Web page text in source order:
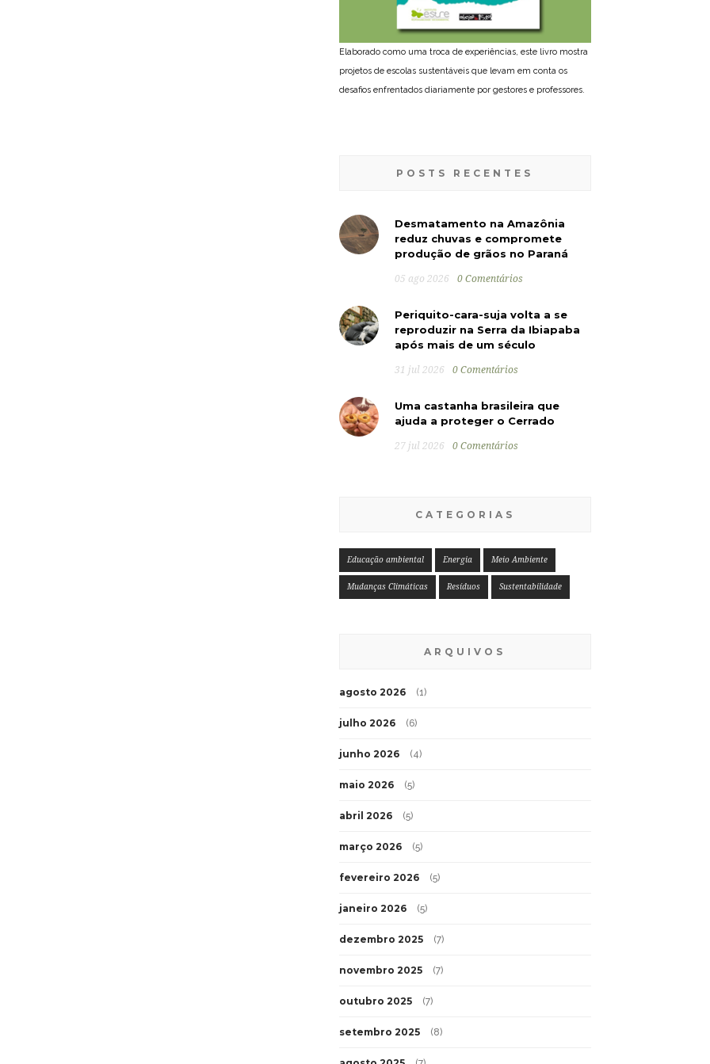
Elaborado como uma troca de experiências, este livro mostra
projetos de escolas sustentáveis que levam em conta os
desafios enfrentados diariamente por gestores e professores.
POSTS RECENTES
Desmatamento na Amazônia
reduz chuvas e compromete
produção de grãos no Paraná
05 ago 2026 0 Comentários
Periquito-cara-suja volta a se
reproduzir na Serra da Ibiapaba
após mais de um século
31 jul 2026 0 Comentários
Uma castanha brasileira que
ajuda a proteger o Cerrado
27 jul 2026 0 Comentários
CATEGORIAS
Educação ambiental Energia Meio Ambiente
Mudanças Climáticas Resíduos Sustentabilidade
ARQUIVOS
agosto 2026 (1)
julho 2026 (6)
junho 2026 (4)
maio 2026 (5)
abril 2026 (5)
março 2026 (5)
fevereiro 2026 (5)
janeiro 2026 (5)
dezembro 2025 (7)
novembro 2025 (7)
outubro 2025 (7)
setembro 2025 (8)